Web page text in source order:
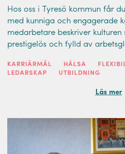
Hos oss i Tyresö kommun får
med kunniga och engagerade
medarbetare beskriver kulturen
prestigelös och fylld av
KARRIÄRMÅL HÄLSA
LEDARSKAP
UTBILDNING
Läs mer